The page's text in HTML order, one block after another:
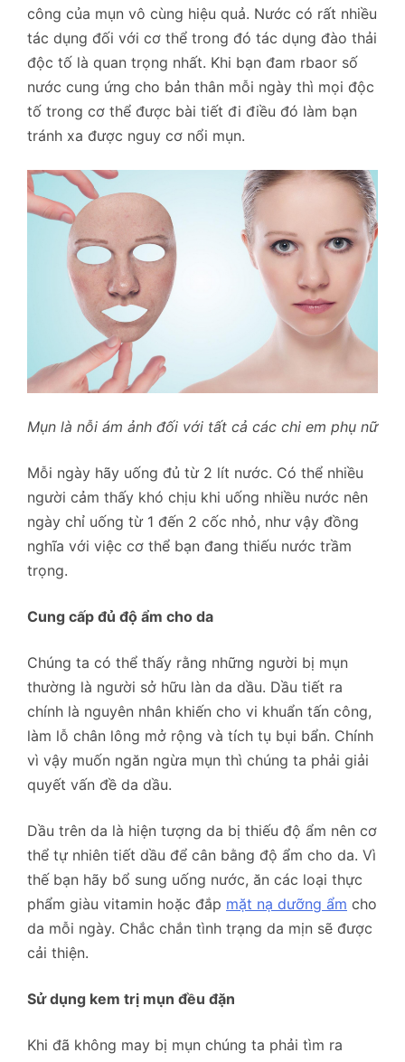
công của mụn vô cùng hiệu quả. Nước có rất nhiều
tác dụng đối với cơ thể trong đó tác dụng đào thải
độc tố là quan trọng nhất. Khi bạn đam rbaor số
nước cung ứng cho bản thân mỗi ngày thì mọi độc
tố trong cơ thể được bài tiết đi điều đó làm bạn
tránh xa được nguy cơ nổi mụn.
Mụn là nỗi ám ảnh đối với tất cả các chi em phụ nữ
Mỗi ngày hãy uống đủ từ 2 lít nước. Có thể nhiều
người cảm thấy khó chịu khi uống nhiều nước nên
ngày chỉ uống từ 1 đến 2 cốc nhỏ, như vậy đồng
nghĩa với việc cơ thể bạn đang thiếu nước trầm
trọng.
Cung cấp đủ độ ẩm cho da
Chúng ta có thể thấy rằng những người bị mụn
thường là người sở hữu làn da dầu. Dầu tiết ra
chính là nguyên nhân khiến cho vi khuẩn tấn công,
làm lỗ chân lông mở rộng và tích tụ bụi bẩn. Chính
vì vậy muốn ngăn ngừa mụn thì chúng ta phải giải
quyết vấn đề da dầu.
Dầu trên da là hiện tượng da bị thiếu độ ẩm nên cơ
thể tự nhiên tiết dầu để cân bằng độ ẩm cho da. Vì
thế bạn hãy bổ sung uống nước, ăn các loại thực
phẩm giàu vitamin hoặc đắp mặt nạ dưỡng ẩm cho
da mỗi ngày. Chắc chắn tình trạng da mịn sẽ được
cải thiện.
Sử dụng kem trị mụn đều đặn
Khi đã không may bị mụn chúng ta phải tìm ra